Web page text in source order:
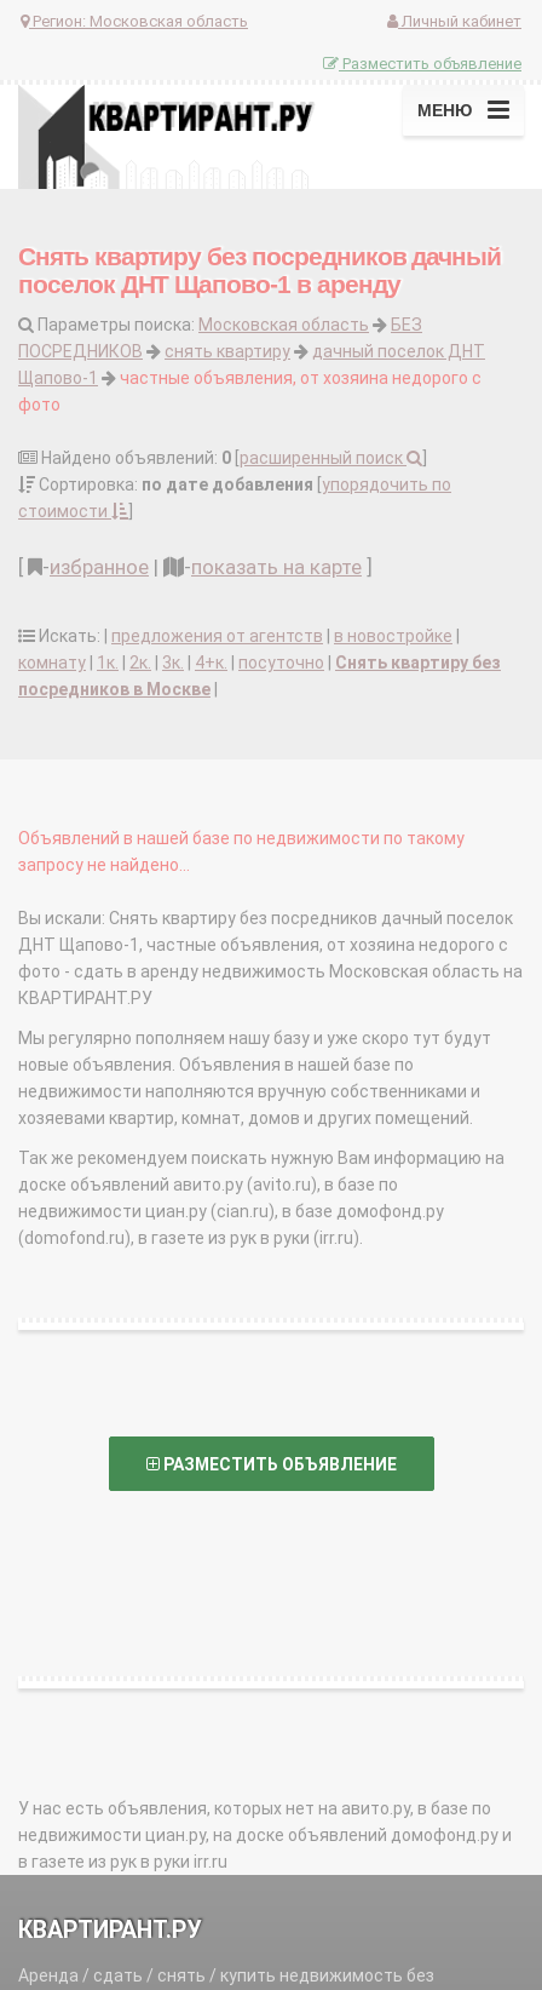
Регион: Московская область Личный кабинет
Разместить объявление
МЕНЮ
Снять квартиру без посредников дачный
поселок ДНТ Щапово-1 в аренду
Параметры поиска: Московская область
БЕЗ
ПОСРЕДНИКОВ
снять квартиру
дачный поселок ДНТ
Щапово-1
частные объявления, от хозяина недорого с
фото
Найдено объявлений: 0 расширенный поиск
Сортировка: по дате добавления упорядочить по
стоимости
-избранное | -показать на карте
Искать: | предложения от агентств в новостройке
комнату
1к. 2к. 3к. 4+к. посуточно
Снять квартиру без
посредников в Москве
Объявлений в нашей базе по недвижимости по такому
запросу не найдено...
Вы искали: Снять квартиру без посредников дачный поселок
ДНТ Щапово-1, частные объявления, от хозяина недорого с
фото - сдать в аренду недвижимость Московская область на
КВАРТИРАНТ.РУ
Мы регулярно пополняем нашу базу и уже скоро тут будут
новые объявления. Объявления в нашей базе по
недвижимости наполняются вручную собственниками и
хозяевами квартир, комнат, домов и других помещений.
Так же рекомендуем поискать нужную Вам информацию на
доске объявлений авито.ру (avito.ru), в базе по
недвижимости циан.ру (cian.ru), в базе домофонд.ру
(domofond.ru), в газете из рук в руки (irr.ru).
РАЗМЕСТИТЬ ОБЪЯВЛЕНИЕ
У нас есть объявления, которых нет на авито.ру, в базе по
недвижимости циан.ру, на доске объявлений домофонд.ру и
в газете из рук в руки irr.ru
КВАРТИРАНТ.РУ
Аренда / сдать / снять / купить недвижимость без